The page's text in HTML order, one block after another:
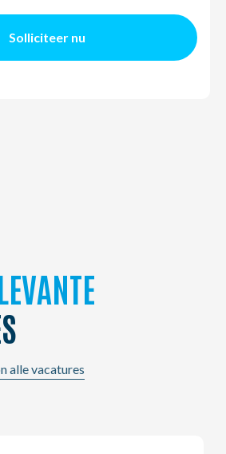
Solliciteer nu
alle vacatures